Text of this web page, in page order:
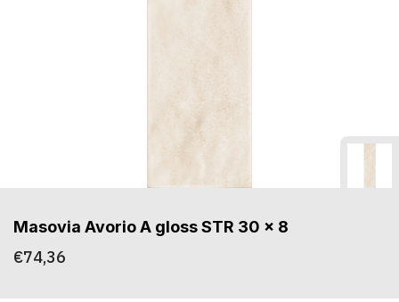
Masovia Avorio A gloss STR 30 x 8
€74,36